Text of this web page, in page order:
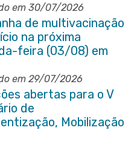
em 30/07/2026
de multivacinação
na próxima
feira (03/08) em
em 29/07/2026
abertas para o V
de
Mobilização
à Tuberculose em